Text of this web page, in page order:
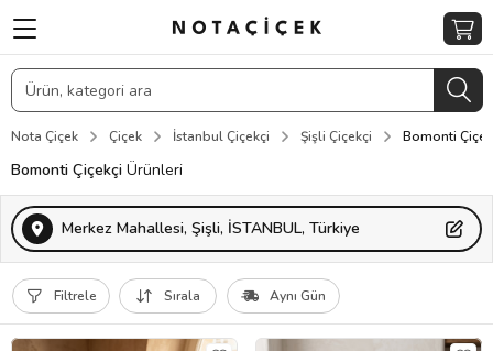
Nota Çiçek Çiçek İstanbul Çiçekçi Şişli Çiçekçi Bomonti
Bomonti Çiçekçi Ürünleri
Merkez Mahallesi, Şişli, İSTANBUL, Türkiye
Filtrele Sırala Aynı Gün